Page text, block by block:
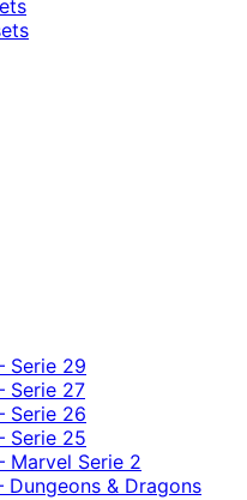
Serie 29
Serie 27
Serie 26
Serie 25
Marvel Serie 2
Dungeons & Dragons